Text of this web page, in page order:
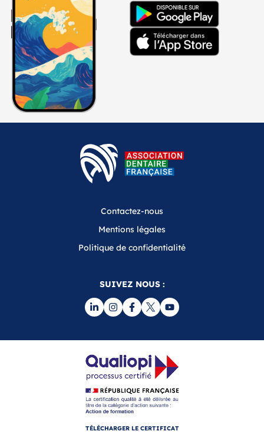
Contactez-nous
Mentions légales
Politique de confidentialité
SUIVEZ NOUS :
TÉLÉCHARGER LE CERTIFICAT